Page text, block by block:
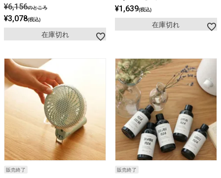
¥6,156のところ
¥3,078 税込
在庫切れ
¥1,639 税込
在庫切れ
販売終了 販売終了